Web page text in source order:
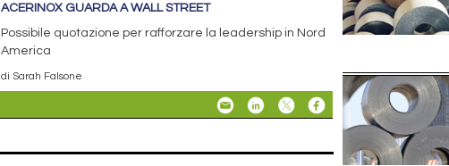
ACERINOX GUARDA A WALL STREET
Possibile quotazione per rafforzare la leadership in Nord
America
di Sarah Falsone